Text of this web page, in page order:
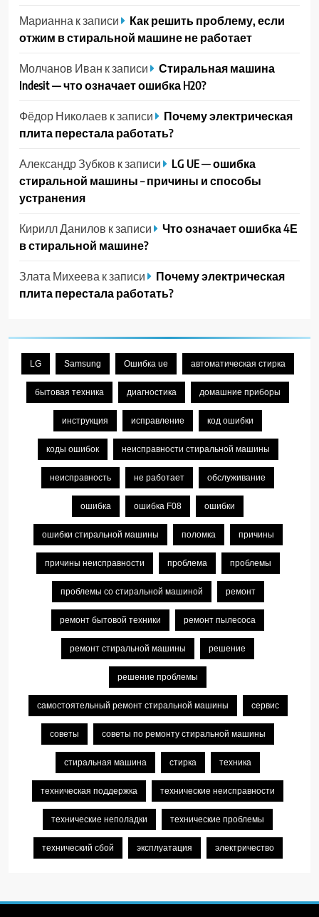
Марианна к записи
Как решить проблему, если
отжим в стиральной машине не работает
Молчанов Иван к записи
Стиральная машина
Indesit — что означает ошибка H20?
Фёдор Николаев к записи
Почему электрическая
плита перестала работать?
Александр Зубков к записи
LG UE — ошибка
стиральной машины – причины и способы
устранения
Кирилл Данилов к записи
Что означает ошибка 4Е
в стиральной машине?
Злата Михеева к записи
Почему электрическая
плита перестала работать?
LG Samsung Ошибка ue автоматическая стирка
бытовая техника диагностика домашние приборы
инструкция исправление код ошибки
коды ошибок неисправности стиральной машины
неисправность не работает обслуживание
ошибка ошибка F08 ошибки
ошибки стиральной машины поломка причины
причины неисправности проблема проблемы
проблемы со стиральной машиной ремонт
ремонт бытовой техники ремонт пылесоса
ремонт стиральной машины решение
решение проблемы
самостоятельный ремонт стиральной машины сервис
советы советы по ремонту стиральной машины
стиральная машина стирка техника
техническая поддержка технические неисправности
технические неполадки технические проблемы
технический сбой эксплуатация электричество